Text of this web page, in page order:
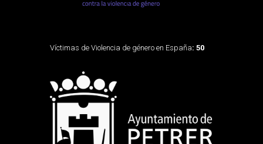
Víctimas de Violencia de género en España: 50